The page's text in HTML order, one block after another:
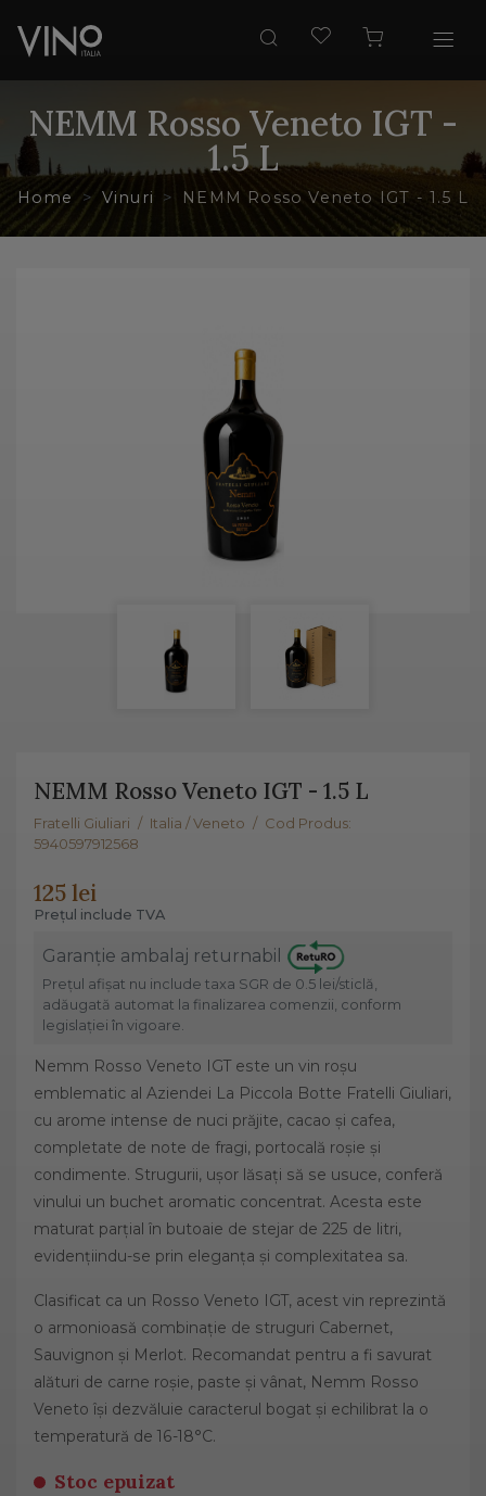
NEMM Rosso Veneto IGT -
1.5 L
Home Vinuri NEMM Rosso Veneto IGT - 1.5 L
NEMM Rosso Veneto IGT - 1.5 L
Fratelli Giuliari / Italia / Veneto / Cod Produs:
5940597912568
125 lei
Prețul include TVA
Garanție ambalaj returnabil
Prețul afișat nu include taxa SGR de 0.5 lei/sticlă,
adăugată automat la finalizarea comenzii, conform
legislației în vigoare.
Nemm Rosso Veneto IGT este un vin roșu
emblematic al Aziendei La Piccola Botte Fratelli Giuliari,
cu arome intense de nuci prăjite, cacao și cafea,
completate de note de fragi, portocală roșie și
condimente. Strugurii, ușor lăsați să se usuce, conferă
vinului un buchet aromatic concentrat. Acesta este
maturat parțial în butoaie de stejar de 225 de litri,
evidențiindu-se prin eleganța și complexitatea sa.
Clasificat ca un Rosso Veneto IGT, acest vin reprezintă
o armonioasă combinație de struguri Cabernet,
Sauvignon și Merlot. Recomandat pentru a fi savurat
alături de carne roșie, paste și vânat, Nemm Rosso
Veneto își dezvăluie caracterul bogat și echilibrat la o
temperatură de 16-18°C.
Stoc epuizat